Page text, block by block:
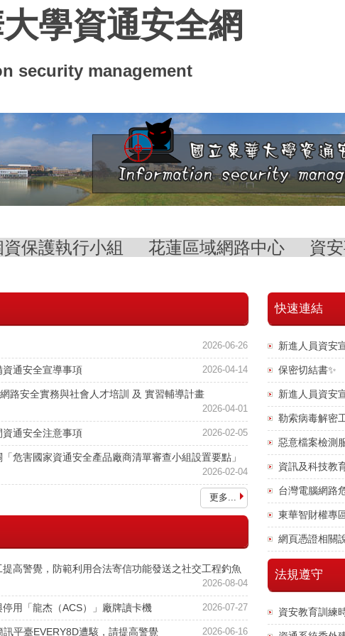
學資通安全網
security management
保護執行小組 花蓮區域網路中心 資
2026-06-26
資通安全宣導事項 2026-04-14
路安全實務與社會人才培訓 及 實習輔導計畫
2026-04-01
資通安全注意事項 2026-02-05
危害國家資通安全產品廠商清單審查小組設置要點」
2026-02-04
更多...
提高警覺，防範利用合法寄信功能發送之社交工程釣魚
2026-08-04
停用「龍杰（ACS）」廠牌讀卡機 2026-07-27
訊平臺EVERY8D遭駭，請提高警覺 2026-06-16
快速連結
新進人員資安
保密切結書✨
新進人員資安
勒索病毒解密
惡意檔案檢測
資訊及科技教
台灣電腦網路
東華智財權專
網頁憑證相關
法規遵守
資安教育訓練